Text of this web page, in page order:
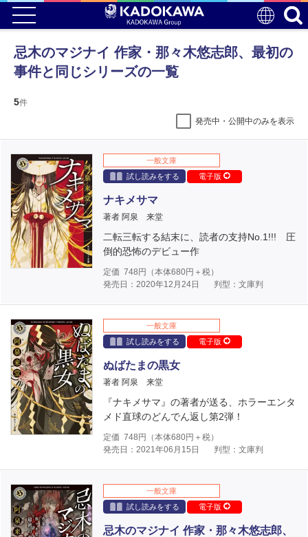
忌木のマジナイ 作家・那々木悠志郎、最初の
事件と同じシリーズの一覧
5件
発売中・公開中のみを表示
一般文庫
試し読みをする
電子版
ナキメサマ
著者 阿泉 来堂
二転三転する結末に、読者の支持No.1!!! 圧
倒的恐怖のデビュー作
定価 748 円（本体680円＋税）
発売日：2020年12月24日
判型：文庫判
一般文庫
試し読みをする
電子版
ぬばたまの黒女
著者 阿泉 来堂
『ナキメサマ』の著者が送る、ホラーエンタ
メド直球のどんでん返し第2弾！
定価 748 円（本体680円＋税）
発売日：2021年06月15日
判型：文庫判
一般文庫
試し読みをする
電子版
忌木のマジナイ 作家・那々木悠志郎、